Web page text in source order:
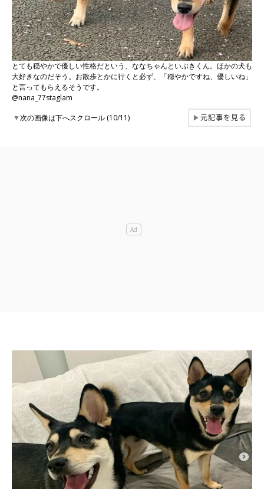
とても穏やかで優しい性格だという、ななちゃんといぶきくん。ほかの犬も
大好きなのだそう。お散歩とかに行くと必ず、「穏やかですね、優しいね」
と言ってもらえるそうです。
@nana_77staglam
▼次の画像は下へスクロール (10/11) ▶元記事を見る